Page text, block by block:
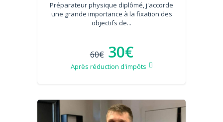
Préparateur physique diplômé, j'accorde
une grande importance à la fixation des
objectifs de...
60€ 30€
Après réduction d'impôts